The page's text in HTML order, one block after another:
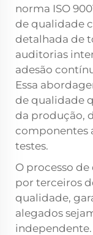
norma ISO
de qualidade
detalhada de
auditorias
adesão
Essa
de qualidade
da produção,
componentes
testes.
O processo
por terceiros
qualidade,
alegados
independente.